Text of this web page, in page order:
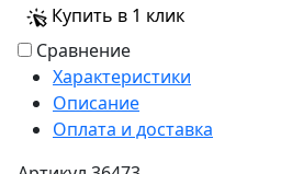
Купить в 1 клик
Сравнение
Характеристики
Описание
Оплата и доставка